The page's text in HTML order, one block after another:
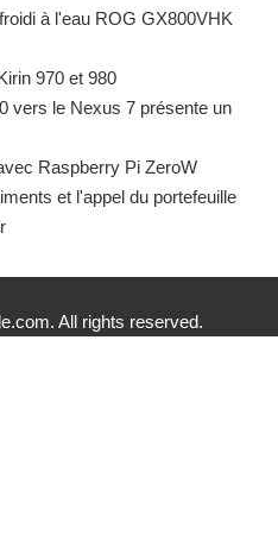
à l'eau ROG GX800VHK
970 et 980
vers le Nexus 7 présente un
Raspberry Pi ZeroW
et l'appel du portefeuille
All rights reserved.